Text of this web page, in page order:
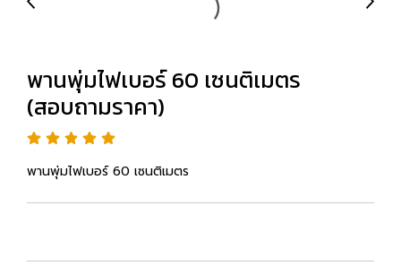
พานพุ่มไฟเบอร์ 60 เซนติเมตร
(สอบถามราคา)
พานพุ่มไฟเบอร์ 60 เซนติเมตร